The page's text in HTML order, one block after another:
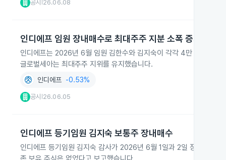
공시 26.06.08
인디에프 임원 장내매수로 최대주주 지분 소폭 증가
인디에프는 2026년 6월 임원 김한수와 김지숙이 각각 4만 주, 1만
글로벌세아는 최대주주 지위를 유지했습니다.
인디에프 -0.53%
공시 26.06.05
인디에프 등기임원 김지숙 보통주 장내매수
인디에프 등기임원 김지숙 감사가 2026년 6월 1일과 2일 장내매수